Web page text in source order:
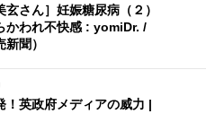
さん］妊娠糖尿病（２）
かわれ不快感 : yomiDr. /
聞）
！英政府メディアの威力 |